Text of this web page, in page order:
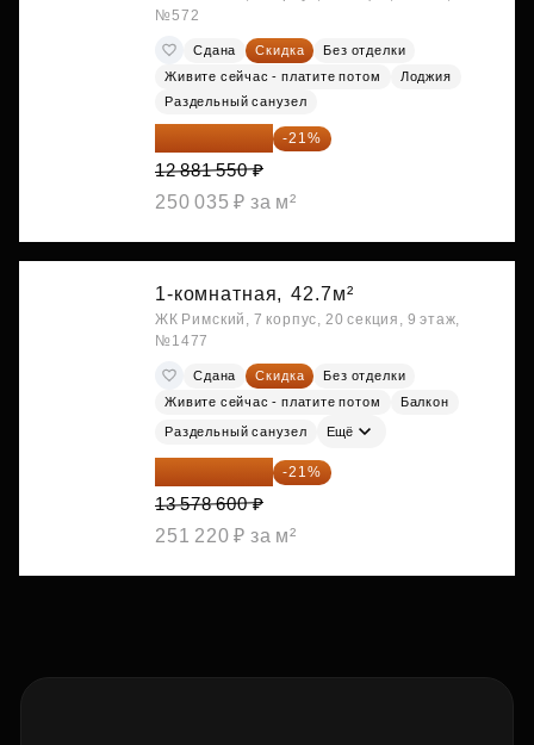
№572
Сдана Скидка
Без отделки
Живите сейчас - платите потом
Лоджия
Раздельный санузел
10 176 425 ₽ -21%
12 881 550 ₽
250 035 ₽ за м²
1-комнатная, 42.7м²
ЖК Римский, 7 корпус, 20 секция, 9 этаж,
№1477
Сдана Скидка
Без отделки
Живите сейчас - платите потом
Балкон
Раздельный санузел Ещё
10 727 094 ₽ -21%
13 578 600 ₽
251 220 ₽ за м²